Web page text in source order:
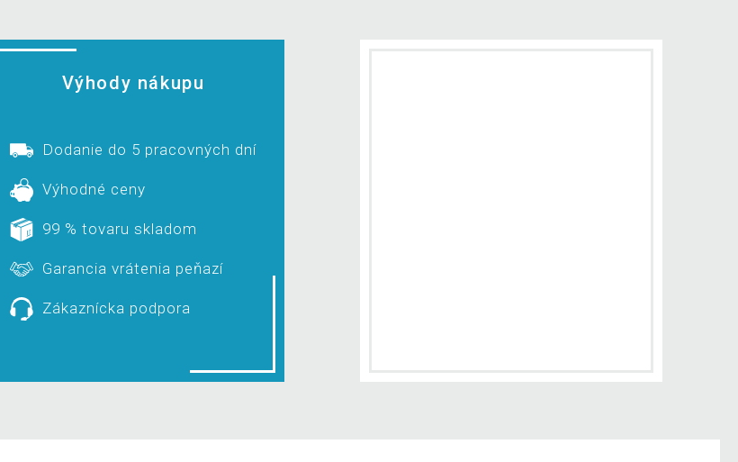
Výhody nákupu
Dodanie do 5 pracovných dní
Výhodné ceny
99 % tovaru skladom
Garancia vrátenia peňazí
Zákaznícka podpora